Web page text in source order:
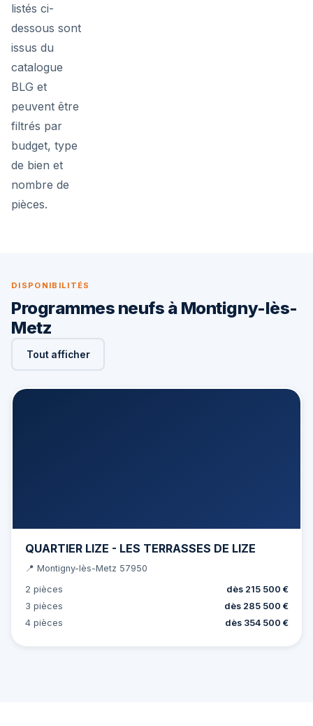
listés ci-
dessous sont
issus du
catalogue
BLG et
peuvent être
filtrés par
budget, type
de bien et
nombre de
pièces.
DISPONIBILITÉS
Programmes neufs à Montigny-lès-
Metz
Tout afficher
QUARTIER LIZE - LES TERRASSES DE LIZE
📍 Montigny-lès-Metz 57950
2 pièces
dès 215 500 €
3 pièces
dès 285 500 €
4 pièces
dès 354 500 €